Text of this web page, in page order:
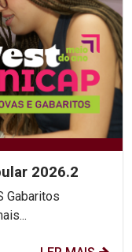
2026.2
Para mais...